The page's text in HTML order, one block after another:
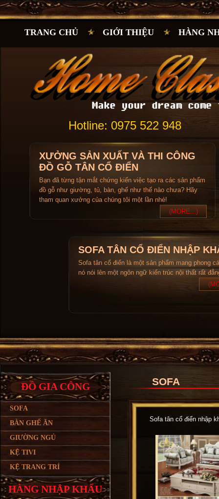
TRANG CHỦ GIỚI THIỆU HÀNG
Hotline: 0975 522 948
XƯỞNG SẢN XUẤT VÀ THI CÔNG
ĐỒ GỖ TÂN CỔ ĐIỂN
Bạn đã từng tận mắt chứng kiến việc tạo ra các sản phẩm
đồ gỗ như giường, tủ, bàn, ghế như thế nào chưa? Hãy
tham quan xưởng của chúng tôi một lần nhé!
(MORE...)
SOFA TÂN CỔ ĐIỂN NHẬP
Sofa tân cổ điển là một sản phẩm mang phong
nó nói lên một ngôn ngữ kiến trúc nội thất rất
ĐỒ GIA CÔNG
SOFA
BÀN GHẾ ĂN
GIƯỜNG NGỦ
KỆ TIVI
KỆ TRANG TRÍ
HÀNG NHẬP KHẨU
SOFA
Sofa tân cổ điển nhập